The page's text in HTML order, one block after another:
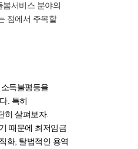
서비스 분야의
점에서 주목할
득불평등을
. 특히
히 살펴보자.
때문에 최저임금
화, 탈법적인 용역